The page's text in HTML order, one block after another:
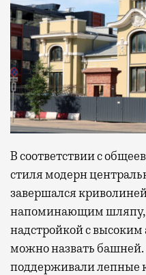
В соответствии с
стиля модерн
завершался
напоминающим шляпу,
надстройкой с
можно назвать
поддерживали лепные